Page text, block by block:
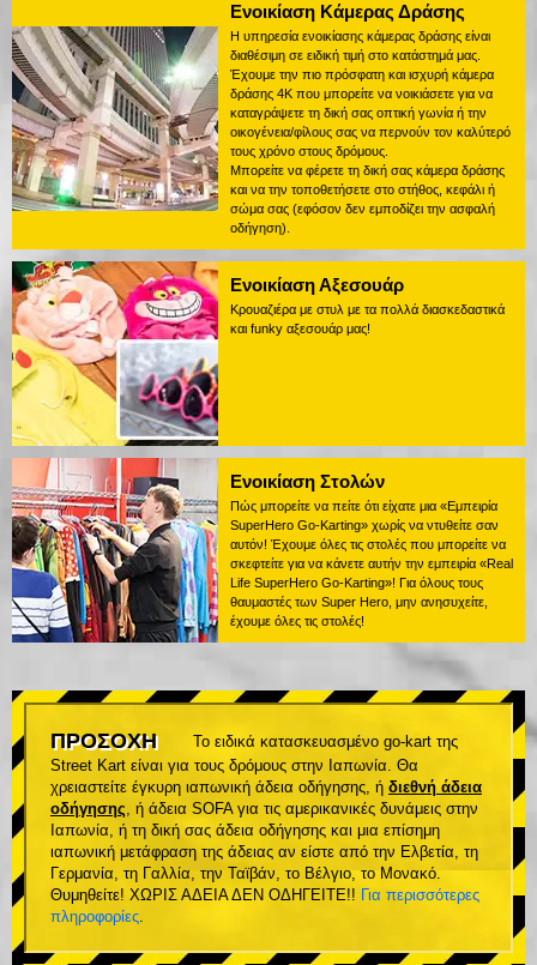
Ενοικίαση Κάμερας Δράσης
Η υπηρεσία ενοικίασης κάμερας δράσης είναι
διαθέσιμη σε ειδική τιμή στο κατάστημά μας.
Έχουμε την πιο πρόσφατη και ισχυρή κάμερα
δράσης 4K που μπορείτε να νοικιάσετε για να
καταγράψετε τη δική σας οπτική γωνία ή την
οικογένεια/φίλους σας να περνούν τον καλύτερό
τους χρόνο στους δρόμους.
Μπορείτε να φέρετε τη δική σας κάμερα δράσης
και να την τοποθετήσετε στο στήθος, κεφάλι ή
σώμα σας (εφόσον δεν εμποδίζει την ασφαλή
οδήγηση).
Ενοικίαση Αξεσουάρ
Κρουαζιέρα με στυλ με τα πολλά διασκεδαστικά
και funky αξεσουάρ μας!
Ενοικίαση Στολών
Πώς μπορείτε να πείτε ότι είχατε μια «Εμπειρία
SuperHero Go-Karting» χωρίς να ντυθείτε σαν
αυτόν! Έχουμε όλες τις στολές που μπορείτε να
σκεφτείτε για να κάνετε αυτήν την εμπειρία «Real
Life SuperHero Go-Karting»! Για όλους τους
θαυμαστές των Super Hero, μην ανησυχείτε,
έχουμε όλες τις στολές!
ΠΡΟΣΟΧΗ
Το ειδικά κατασκευασμένο go-kart της
Street Kart είναι για τους δρόμους στην Ιαπωνία. Θα
χρειαστείτε έγκυρη ιαπωνική άδεια οδήγησης, ή διεθνή άδεια
οδήγησης, ή άδεια SOFA για τις αμερικανικές δυνάμεις στην
Ιαπωνία, ή τη δική σας άδεια οδήγησης και μια επίσημη
ιαπωνική μετάφραση της άδειας αν είστε από την Ελβετία, τη
Γερμανία, τη Γαλλία, την Ταϊβάν, το Βέλγιο, το Μονακό.
Θυμηθείτε! ΧΩΡΙΣ ΑΔΕΙΑ ΔΕΝ ΟΔΗΓΕΙΤΕ!! Για περισσότερες
πληροφορίες.